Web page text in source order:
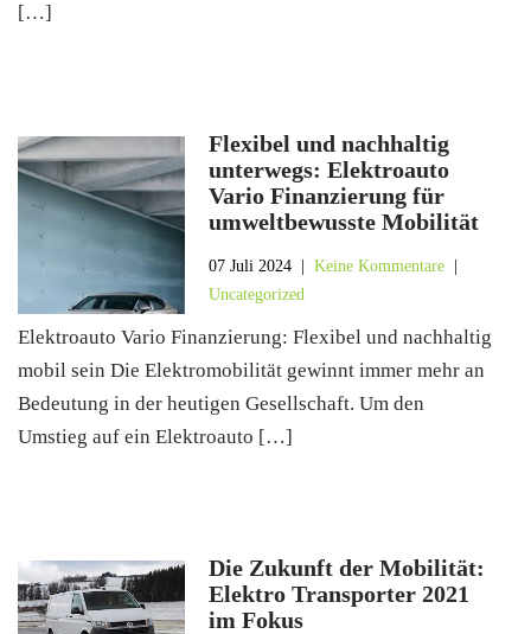
[…]
Flexibel und nachhaltig
unterwegs: Elektroauto
Vario Finanzierung für
umweltbewusste Mobilität
07 Juli 2024 |Keine Kommentare
Uncategorized
Elektroauto Vario Finanzierung: Flexibel und nachhaltig
mobil sein Die Elektromobilität gewinnt immer mehr an
Bedeutung in der heutigen Gesellschaft. Um den
Umstieg auf ein Elektroauto […]
Die Zukunft der Mobilität:
Elektro Transporter 2021
im Fokus